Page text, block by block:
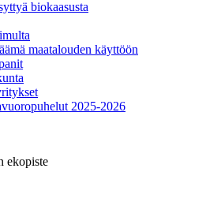
biokaasusta
maatalouden käyttöön
2025-2026
ekopiste